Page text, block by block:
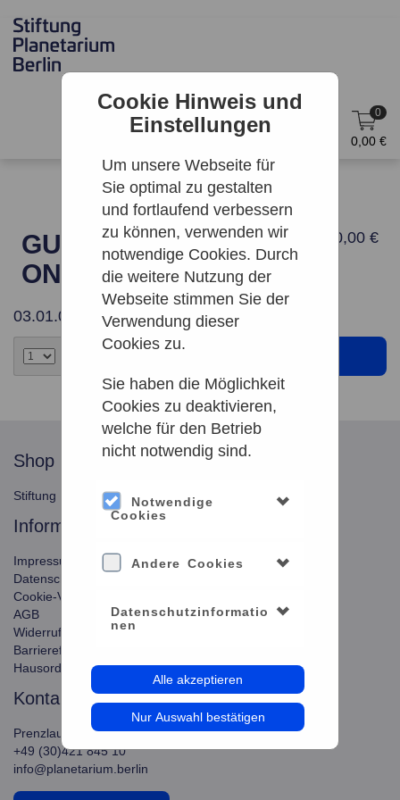
Cookie Hinweis und
Einstellungen
Um unsere Webseite für
Sie optimal zu gestalten
und fortlaufend verbessern
zu können, verwenden wir
notwendige Cookies. Durch
die weitere Nutzung der
Webseite stimmen Sie der
Verwendung dieser
Cookies zu.
Sie haben die Möglichkeit
Cookies zu deaktivieren,
welche für den Betrieb
nicht notwendig sind.
Notwendige
Cookies
Andere Cookies
Datenschutzinformatio
nen
Alle akzeptieren
Nur Auswahl bestätigen
0
0,00 €
10,00 €
GUTSCHEIN 10 €
ONLINE
03.01.0002
shop
Stiftung Planetarium Berlin
service
Konto verwalten
information
Impressum
Datenschutz
Cookie-Verwendung
AGB
Widerrufsbelehrung
Barrierefreiheit
Hausordnung
kontakt
Prenzlauer Allee 80, 10405 Berlin
+49 (30)421 845 10
info@planetarium.berlin